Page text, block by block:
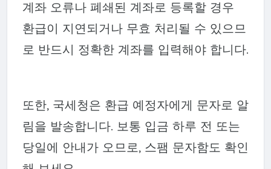
계좌 오류나 폐쇄된 계좌로 등록할 경우
환급이 지연되거나 무효 처리될 수 있으므
로 반드시 정확한 계좌를 입력해야 합니다.
또한, 국세청은 환급 예정자에게 문자로 알
림을 발송합니다. 보통 입금 하루 전 또는
당일에 안내가 오므로, 스팸 문자함도 확인